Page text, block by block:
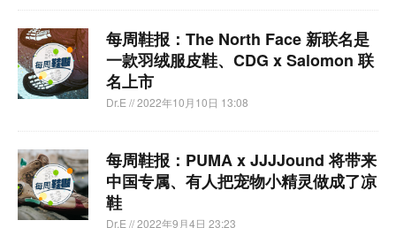
每周鞋报：​The North Face 新联名是
一款羽绒服皮鞋、CDG x Salomon 联
名上市
Dr.E // 2022年10月10日 13:08
每周鞋报：PUMA x JJJJound 将带来
中国专属、有人把宠物小精灵做成了凉
鞋
Dr.E // 2022年9月4日 23:23